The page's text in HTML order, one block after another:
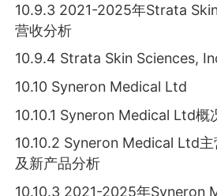
10.9.3 2021-2025年Strata
营收分析
10.9.4 Strata Skin Sciences,
10.10 Syneron Medical Ltd
10.10.1 Syneron Medical Ltd概
10.10.2 Syneron Medical Ltd
及新产品分析
10.10.3 2021-2025年Syneron